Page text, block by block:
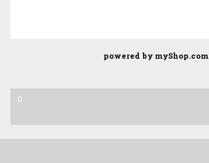
powered by myShop.com
0